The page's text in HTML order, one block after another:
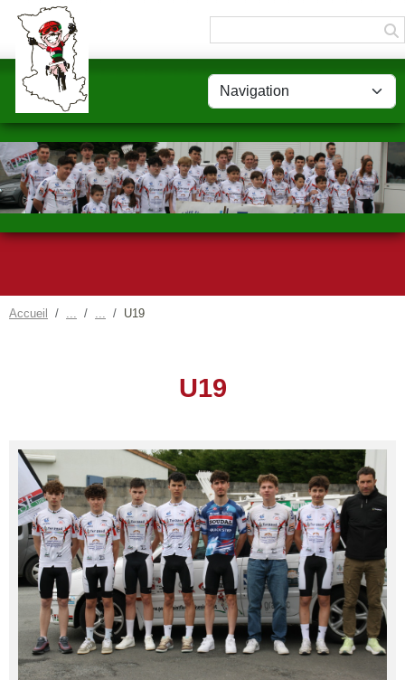
Accueil U19
U19
Panneau de gestion des cookies